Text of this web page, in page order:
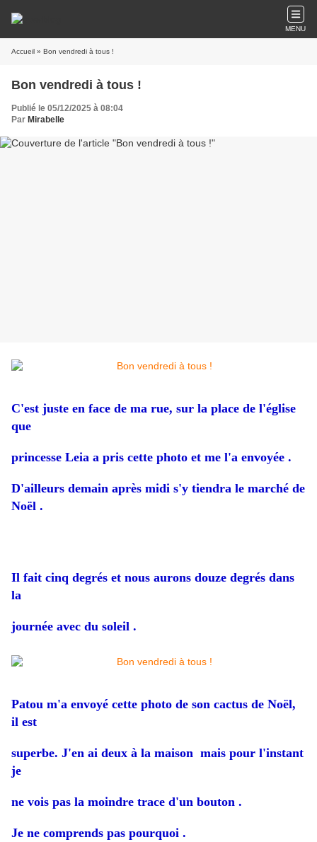
MENU
Accueil » Bon vendredi à tous !
Bon vendredi à tous !
Publié le 05/12/2025 à 08:04
Par Mirabelle
C'est juste en face de ma rue, sur la place de l'église
que
princesse Leia a pris cette photo et me l'a envoyée .
D'ailleurs demain après midi s'y tiendra le marché de
Noël .
Il fait cinq degrés et nous aurons douze degrés dans
la
journée avec du soleil .
Patou m'a envoyé cette photo de son cactus de Noël,
il est
superbe. J'en ai deux à la maison mais pour l'instant
je
ne vois pas la moindre trace d'un bouton .
Je ne comprends pas pourquoi .